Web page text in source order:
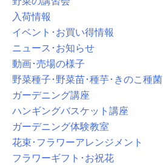
入荷情報
イベント･お買い得情報
ニュース･お知らせ
動画･売場の様子
野菜種子･野菜苗･種芋･きのこ種菌
ガーデニング講座
ハンギングバスケット講座
ガーデニング体験教室
花束･フラワーアレンジメント
フラワーギフト･お祝花